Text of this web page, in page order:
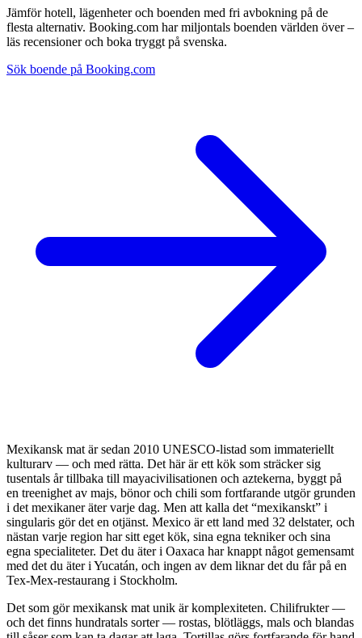
Jämför hotell, lägenheter och boenden med fri avbokning på de
flesta alternativ. Booking.com har miljontals boenden världen över –
läs recensioner och boka tryggt på svenska.
Sök boende på Booking.com
Mexikansk mat är sedan 2010 UNESCO-listad som immateriellt
kulturarv — och med rätta. Det här är ett kök som sträcker sig
tusentals år tillbaka till mayacivilisationen och aztekerna, byggt på
en treenighet av majs, bönor och chili som fortfarande utgör grunden
i det mexikaner äter varje dag. Men att kalla det “mexikanskt” i
singularis gör det en otjänst. Mexico är ett land med 32 delstater, och
nästan varje region har sitt eget kök, sina egna tekniker och sina
egna specialiteter. Det du äter i Oaxaca har knappt något gemensamt
med det du äter i Yucatán, och ingen av dem liknar det du får på en
Tex-Mex-restaurang i Stockholm.
Det som gör mexikansk mat unik är komplexiteten. Chilifrukter —
och det finns hundratals sorter — rostas, blötläggs, mals och blandas